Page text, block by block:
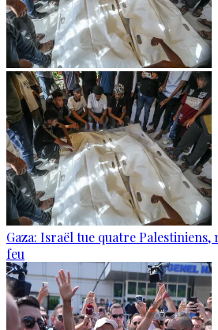
Gaza: Israël tue quatre
feu